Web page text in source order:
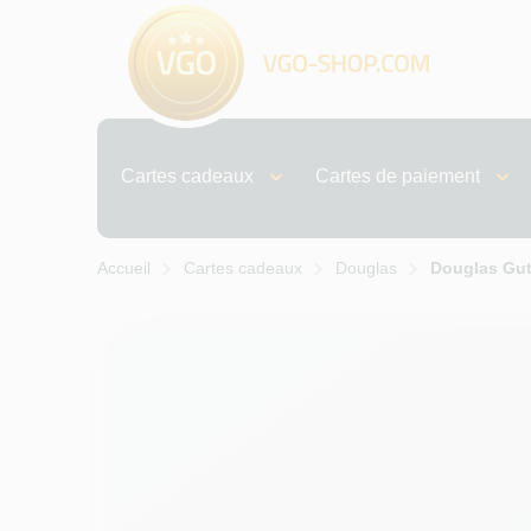
Cartes cadeaux Cartes de paiement
Accueil Cartes cadeaux Douglas Douglas